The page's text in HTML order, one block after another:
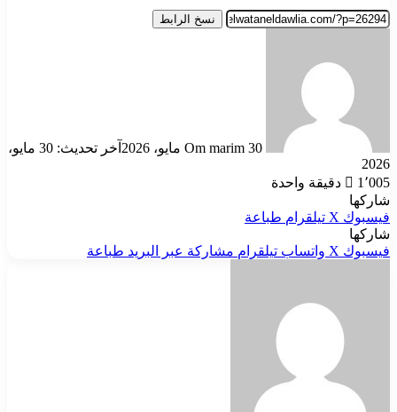
نسخ الرابط
Om marim 30 مايو، 2026
آخر تحديث: 30 مايو،
2026
1٬005
دقيقة واحدة
شاركها
فيسبوك ‫X تيلقرام طباعة
شاركها
فيسبوك ‫X واتساب تيلقرام مشاركة عبر البريد طباعة